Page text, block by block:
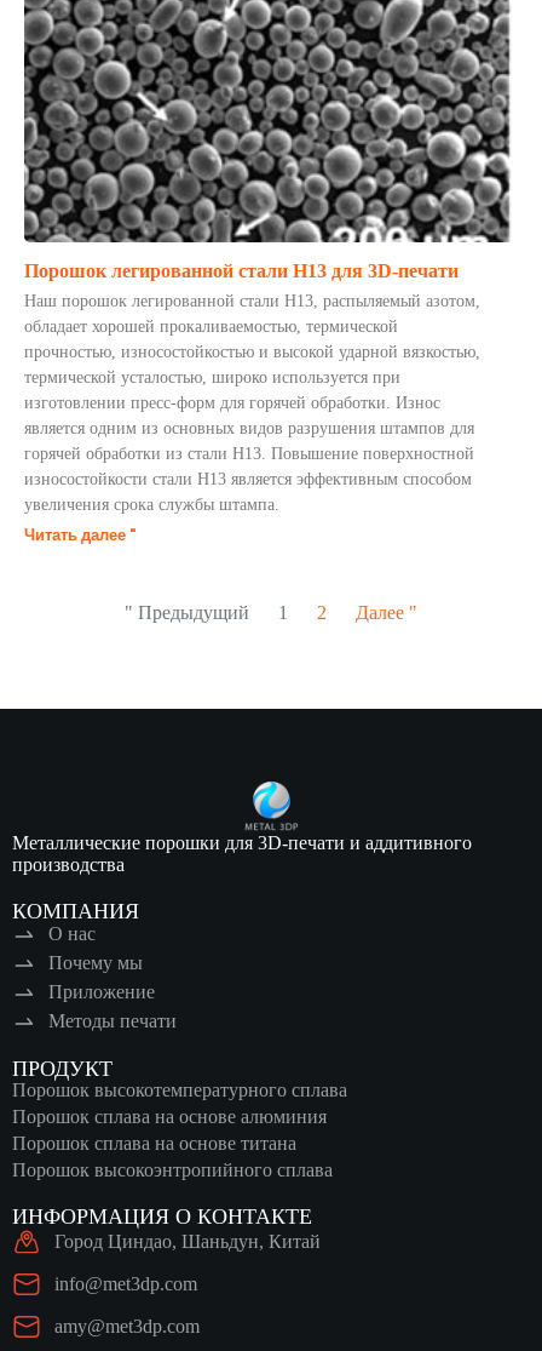
Порошок легированной стали H13 для 3D-печати
Наш порошок легированной стали H13, распыляемый азотом,
обладает хорошей прокаливаемостью, термической
прочностью, износостойкостью и высокой ударной вязкостью,
термической усталостью, широко используется при
изготовлении пресс-форм для горячей обработки. Износ
является одним из основных видов разрушения штампов для
горячей обработки из стали H13. Повышение поверхностной
износостойкости стали H13 является эффективным способом
увеличения срока службы штампа.
Читать далее "
" Предыдущий 1 2 Далее "
Металлические порошки для 3D-печати и аддитивного
производства
КОМПАНИЯ
О нас
Почему мы
Приложение
Методы печати
ПРОДУКТ
Порошок высокотемпературного сплава
Порошок сплава на основе алюминия
Порошок сплава на основе титана
Порошок высокоэнтропийного сплава
ИНФОРМАЦИЯ О КОНТАКТЕ
Город Циндао, Шаньдун, Китай
info@met3dp.com
amy@met3dp.com